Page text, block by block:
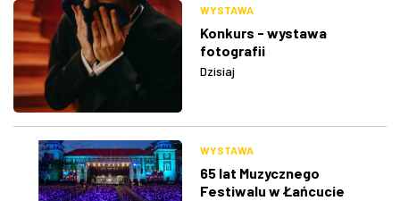
WYSTAWA
Konkurs - wystawa
fotografii
Dzisiaj
WYSTAWA
65 lat Muzycznego
Festiwalu w Łańcucie